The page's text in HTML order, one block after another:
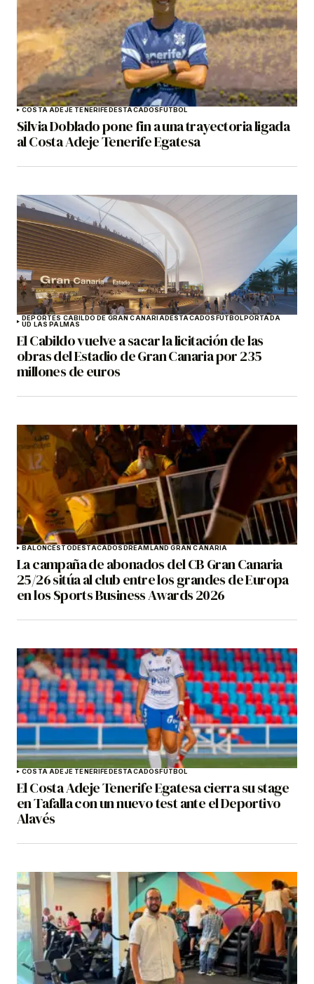
COSTA ADEJE TENERIFEDESTACADOSFÚTBOL
Silvia Doblado pone fin a una trayectoria ligada
al Costa Adeje Tenerife Egatesa
DEPORTES CABILDO DE GRAN CANARIADESTACADOSFÚTBOLPORTADA
UD LAS PALMAS
El Cabildo vuelve a sacar la licitación de las
obras del Estadio de Gran Canaria por 235
millones de euros
BALONCESTODESTACADOSDREAMLAND GRAN CANARIA
La campaña de abonados del CB Gran Canaria
25/26 sitúa al club entre los grandes de Europa
en los Sports Business Awards 2026
COSTA ADEJE TENERIFEDESTACADOSFÚTBOL
El Costa Adeje Tenerife Egatesa cierra su stage
en Tafalla con un nuevo test ante el Deportivo
Alavés